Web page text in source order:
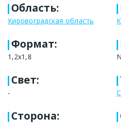
Область:
Кировоградская область
Формат:
1,2х1,8
Свет:
-
Сторона: